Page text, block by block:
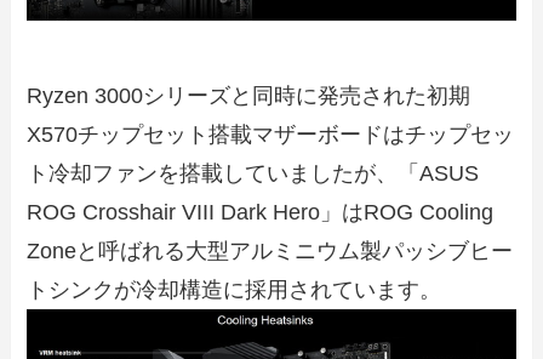
Ryzen 3000シリーズと同時に発売された初期
X570チップセット搭載マザーボードはチップセッ
ト冷却ファンを搭載していましたが、「ASUS
ROG Crosshair VIII Dark Hero」はROG Cooling
Zoneと呼ばれる大型アルミニウム製パッシブヒー
トシンクが冷却構造に採用されています。